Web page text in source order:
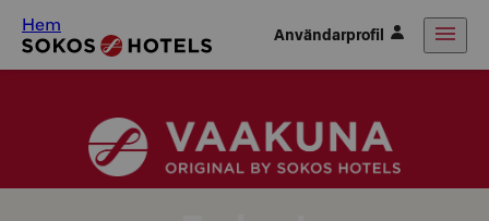
Hem Användarprofil